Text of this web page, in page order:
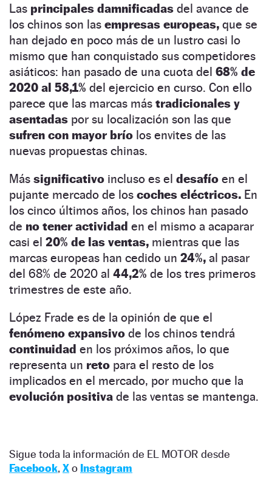
Las principales damnificadas del avance de
los chinos son las empresas europeas, que se
han dejado en poco más de un lustro casi lo
mismo que han conquistado sus competidores
asiáticos: han pasado de una cuota del 68% de
2020 al 58,1% del ejercicio en curso. Con ello
parece que las marcas más tradicionales y
asentadas por su localización son las que
sufren con mayor brío los envites de las
nuevas propuestas chinas.
Más significativo incluso es el desafío en el
pujante mercado de los coches eléctricos. En
los cinco últimos años, los chinos han pasado
de no tener actividad en el mismo a acaparar
casi el 20% de las ventas, mientras que las
marcas europeas han cedido un 24%, al pasar
del 68% de 2020 al 44,2% de los tres primeros
trimestres de este año.
López Frade es de la opinión de que el
fenómeno expansivo de los chinos tendrá
continuidad en los próximos años, lo que
representa un reto para el resto de los
implicados en el mercado, por mucho que la
evolución positiva de las ventas se mantenga.
Sigue toda la información de EL MOTOR desde
Facebook, Xo Instagram